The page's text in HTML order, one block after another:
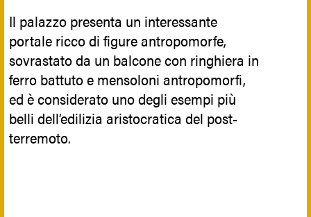
Il palazzo presenta un interessante
portale ricco di figure antropomorfe,
sovrastato da un balcone con ringhiera in
ferro battuto e mensoloni antropomorfi,
ed è considerato uno degli esempi più
belli dell’edilizia aristocratica del post-
terremoto.